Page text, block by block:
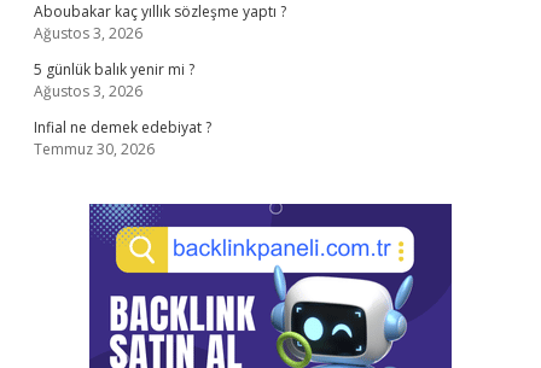
Aboubakar kaç yıllık sözleşme yaptı ?
Ağustos 3, 2026
5 günlük balık yenir mi ?
Ağustos 3, 2026
Infial ne demek edebiyat ?
Temmuz 30, 2026